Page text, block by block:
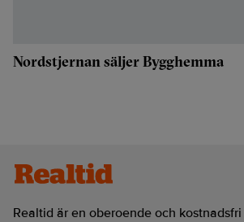
Nordstjernan säljer Bygghemma
Realtid är en oberoende och